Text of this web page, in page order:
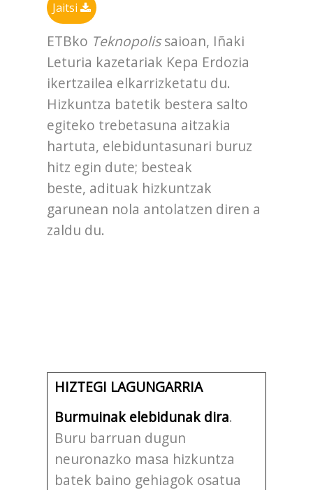
Jaitsi
ETBko Teknopolissaioan, Iñaki
Leturia kazetariak Kepa Erdozia
ikertzailea elkarrizketatu du.
Hizkuntza batetik bestera salto
egiteko trebetasuna aitzakia
hartuta, elebiduntasunari buruz
hitz egin dute; besteak
beste, adituak hizkuntzak
garunean nola antolatzen diren a
zaldu du.
HIZTEGI LAGUNGARRIA
Burmuinak elebidunak dira.
Buru barruan dugun
neuronazko masa hizkuntza
batek baino gehiagok osatua